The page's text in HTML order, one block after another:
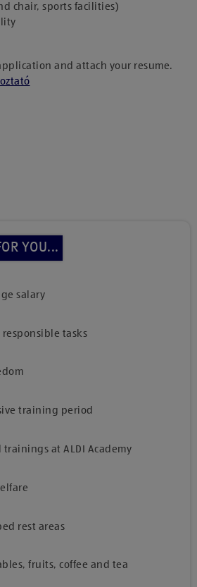
chair, sports facilities)
and attach your resume.
YOU...
salary
tasks
training period
trainings at ALDI Academy
rest areas
fruits, coffee and tea